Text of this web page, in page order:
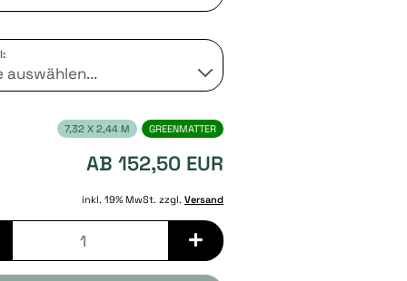
7,32 X 2,44 M GREENMATTER
AB 152,50 EUR
inkl. 19% MwSt. zzgl. Versand